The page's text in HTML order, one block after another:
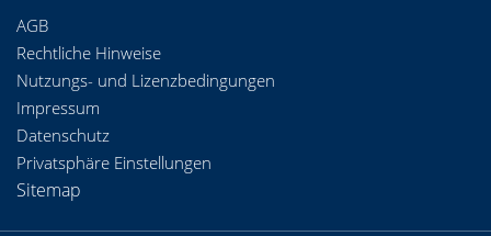
AGB
Rechtliche Hinweise
Nutzungs- und Lizenzbedingungen
Impressum
Datenschutz
Privatsphäre Einstellungen
Sitemap